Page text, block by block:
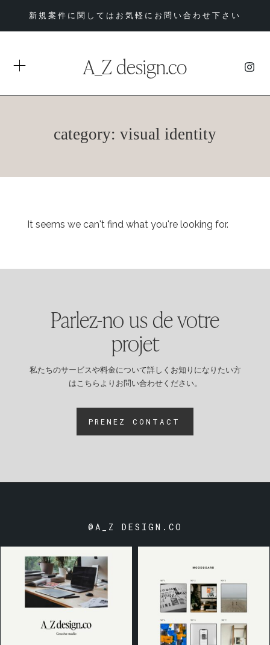
新規案件に関してはお気軽にお問い合わせ下さい
A_Z design.co
category: visual identity
It seems we can't find what you're looking for.
Parlez-no us de votre
projet
私たちのサービスや料金について詳しくお知りになりたい方
はこちらよりお問い合わせください。
PRENEZ CONTACT
@A_Z DESIGN.CO